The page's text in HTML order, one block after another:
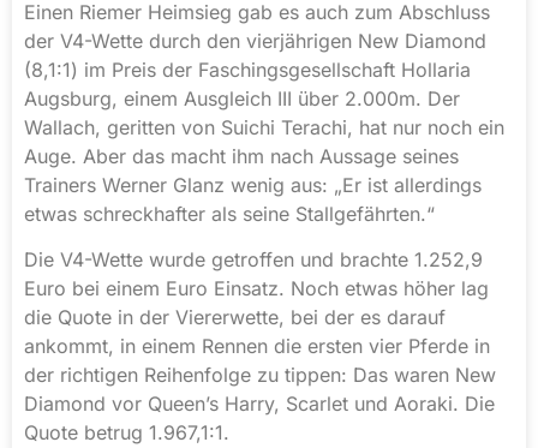
Einen Riemer Heimsieg gab es auch zum Abschluss
der V4-Wette durch den vierjährigen New Diamond
(8,1:1) im Preis der Faschingsgesellschaft Hollaria
Augsburg, einem Ausgleich III über 2.000m. Der
Wallach, geritten von Suichi Terachi, hat nur noch ein
Auge. Aber das macht ihm nach Aussage seines
Trainers Werner Glanz wenig aus: „Er ist allerdings
etwas schreckhafter als seine Stallgefährten.“
Die V4-Wette wurde getroffen und brachte 1.252,9
Euro bei einem Euro Einsatz. Noch etwas höher lag
die Quote in der Viererwette, bei der es darauf
ankommt, in einem Rennen die ersten vier Pferde in
der richtigen Reihenfolge zu tippen: Das waren New
Diamond vor Queen’s Harry, Scarlet und Aoraki. Die
Quote betrug 1.967,1:1.